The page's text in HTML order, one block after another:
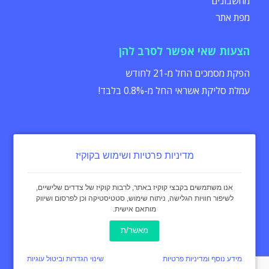
מפת אתר
הצעות שאי אפשר לסרב להן
הפקת מסמכים החל מ-21 לחודש
עמלת סליקת אשראי החל מ-0.8% בלבד!
מדיניות פרטיות
באינטרנט Invoice4u
עיצוב:
curly black
מדיניות פרטיות ושימוש בקוקיז
אנו משתמשים בקבצי קוקיז באתר, לרבות קוקיז של צדדים שלישיים,
לשיפור חוויות הגלישה, ניתוח שימוש, סטטיסטיקה וכן לפרסום ושיווק
מותאם אישית.
מאשר/ת
מידע נוסף ומדיניות פרטיות שינוי הגדרות וביטול עוגיות